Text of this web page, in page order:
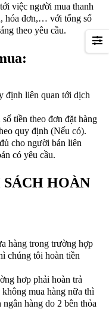
việc người mua thanh
hóa đơn,… với tổng số
theo yêu cầu.
định liên quan tới dịch
tiền theo đơn đặt hàng
quy định (Nếu có).
cho người bán liên
có yêu cầu.
HOÀN
hàng trong trường hợp
chúng tôi hoàn tiền
hơp phải hoàn trả
mua hàng nữa thì
hàng do 2 bên thỏa